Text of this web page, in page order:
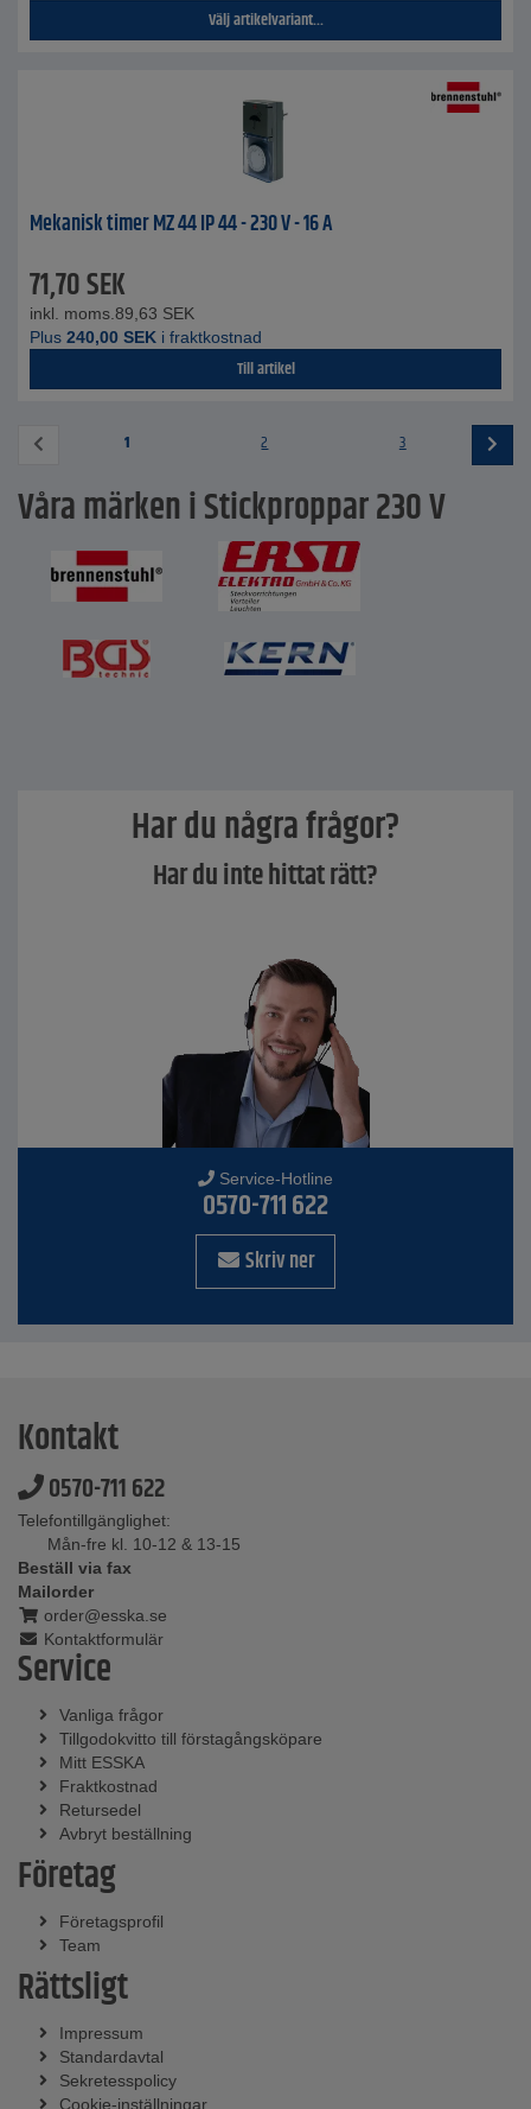
Välj artikelvariant...
Mekanisk timer MZ 44 IP 44 - 230 V - 16 A
71,70SEK
inkl. moms. 89,63 SEK
Plus 240,00 SEK i fraktkostnad
Till artikel
1 2 3
Våra märken i Stickproppar 230 V
Har du några frågor?
Har du inte hittat rätt?
Service-Hotline
0570-711 622
Skriv ner
Kontakt
0570-711 622
Telefontillgänglighet:
Mån-fre kl. 10-12 & 13-15
Beställ via fax
Mailorder
order@esska.se
Kontaktformulär
Service
Vanliga frågor
Tillgodokvitto till förstagångsköpare
Mitt ESSKA
Fraktkostnad
Retursedel
Avbryt beställning
Företag
Företagsprofil
Team
Rättsligt
Impressum
Standardavtal
Sekretesspolicy
Cookie-inställningar